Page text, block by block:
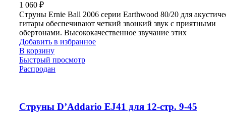
1 060 ₽
Струны Ernie Ball 2006 серии Earthwood 80/20 для
гитары обеспечивают четкий звонкий звук с приятными
обертонами. Высококачественное звучание этих
Добавить в избранное
В корзину
Быстрый просмотр
Распродан
Струны D’Addariо EJ41 для 12-стр. 9-45